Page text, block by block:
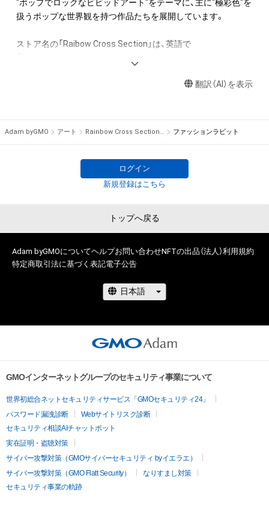
アイテムの保有者が有する権利」の範囲を超えた行為、知的財産
権を侵害するおそれのある行為(改変、公開、配布、逆コンパイ
せん。)を行うことはできません。
・本アイテムに関する創作物の利用については、公序良俗や法令
に反する利用またはその恐れのある利用など、作成者が不適切
であると判断した場合、利用をお断りさせていただきます。
林谷 隆志
"ポップでロックなビビッドアート"をテーマに、主に"極彩色"を
扱うポップな世界観を持つ作品たちを展開しています。
ストア名の「Raibow Cross Section」は、英語で
「虹の断面図」
600dpi~800dpi）
〇保有者限定コンテンツ
「著作権等に関する注意事項」をご覧ください。
せ先のメールアドレス
までご連絡願います。
〈作者紹介〉
【氏名・紹介】
林谷 隆志（はやしたに たかし）
1980年生まれ
翻訳（AI）を表示
Adam byGMO アート ファッションラビット
ログイン
新規登録はこちら
トップへ戻る
Adam byGMOについてヘルプお問い合わせNFTの出品（法人）利用規約
特定商取引法に基づく表記電子公告
GMOインターネットグループのセキュリティ事業について
世界初総合ネットセキュリティサービス「GMOセキュリティ24」
パスワード漏洩診断
Webサイトリスク診断
セキュリティ相談AIチャットボット
実在証明・盗聴対策
サイバー攻撃対策（GMOサイバーセキュリティ byイエラエ）
サイバー攻撃対策（GMO Flatt Security）
なりすまし対策
セキュリティ事業の軌跡